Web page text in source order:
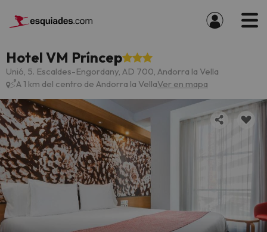
Hotel VM Príncep
Unió, 5. Escaldes-Engordany, AD 700, Andorra la Vella
A 1 km del centro de Andorra la VellaVer en mapa